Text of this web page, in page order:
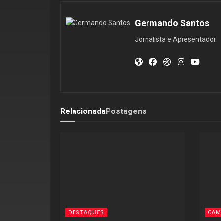
Germando Santos
Jornalista e Apresentador
RelacionadaPostagens
DESTAQUES